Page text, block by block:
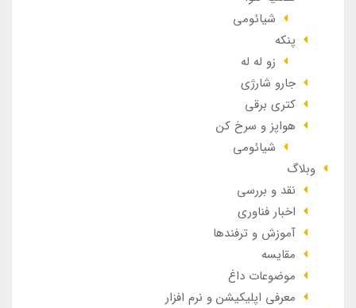
شیائومی
پنکه
زو له له
جارو شارژی
کتری برقی
هواپز و سرخ کن
شیائومی
وبلاگ
نقد و بررسی
اخبار فناوری
آموزش و ترفندها
مقایسه
موضوعات داغ
معرفی اپلیکیشن و نرم افزار